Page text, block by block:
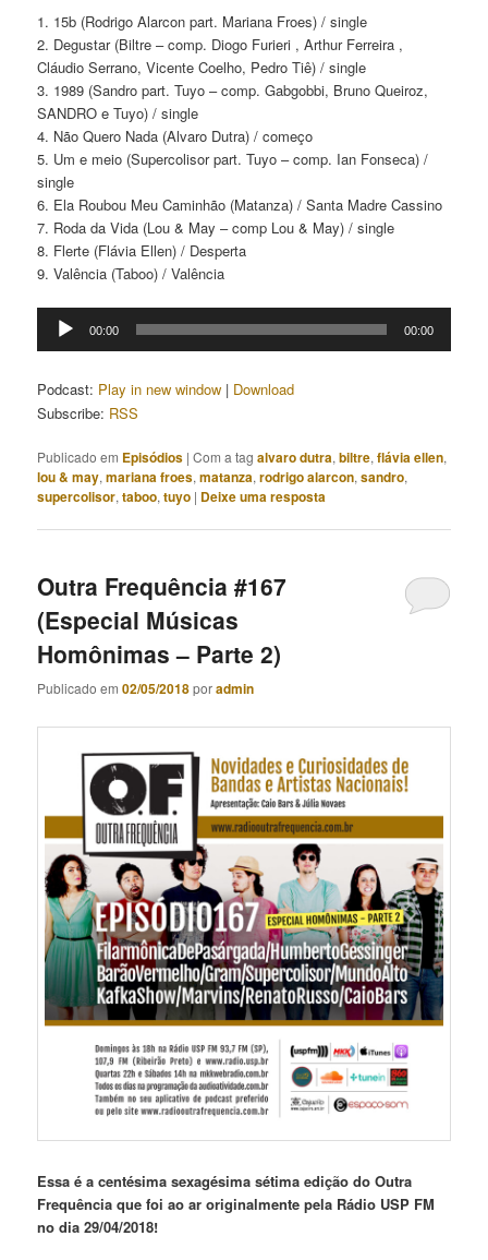
1. 15b (Rodrigo Alarcon part. Mariana Froes) / single
2. Degustar (Biltre – comp. Diogo Furieri , Arthur Ferreira ,
Cláudio Serrano, Vicente Coelho, Pedro Tiê) / single
3. 1989 (Sandro part. Tuyo – comp. Gabgobbi, Bruno Queiroz,
SANDRO e Tuyo) / single
4. Não Quero Nada (Alvaro Dutra) / começo
5. Um e meio (Supercolisor part. Tuyo – comp. Ian Fonseca) /
single
6. Ela Roubou Meu Caminhão (Matanza) / Santa Madre Cassino
7. Roda da Vida (Lou & May – comp Lou & May) / single
8. Flerte (Flávia Ellen) / Desperta
9. Valência (Taboo) / Valência
Tocador
00:00 00:00
Podcast: Play in new window | Download
Subscribe: RSS
Publicado em Episódios |Com a tagalvaro dutra,biltre,flávia ellen,
lou & may,mariana froes,matanza,rodrigo alarcon,sandro,
supercolisor,taboo,tuyo | Deixe uma resposta
Outra Frequência #167
(Especial Músicas
Homônimas – Parte 2)
Publicado em02/05/2018poradmin
Essa é a centésima sexagésima sétima edição do Outra
Frequência que foi ao ar originalmente pela Rádio USP FM
no dia 29/04/2018!